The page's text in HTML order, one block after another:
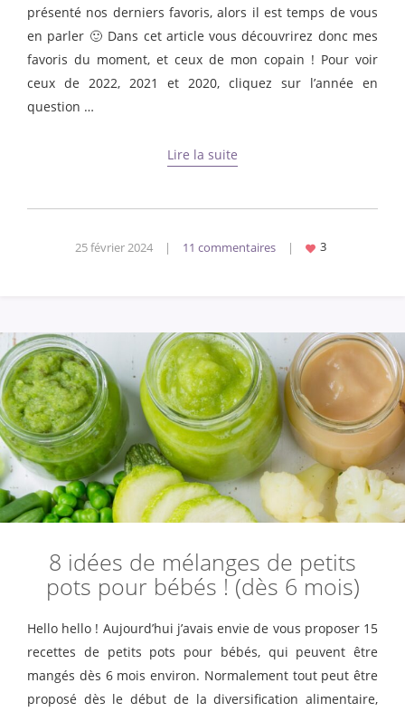
présenté nos derniers favoris, alors il est temps de vous
en parler 🙂 Dans cet article vous découvrirez donc mes
favoris du moment, et ceux de mon copain ! Pour voir
ceux de 2022, 2021 et 2020, cliquez sur l’année en
question …
Lire la suite
25 février 2024 | 11 commentaires |
8 idées de mélanges de petits
pots pour bébés ! (dès 6 mois)
Hello hello ! Aujourd’hui j’avais envie de vous proposer 15
recettes de petits pots pour bébés, qui peuvent être
mangés dès 6 mois environ. Normalement tout peut être
proposé dès le début de la diversification alimentaire,